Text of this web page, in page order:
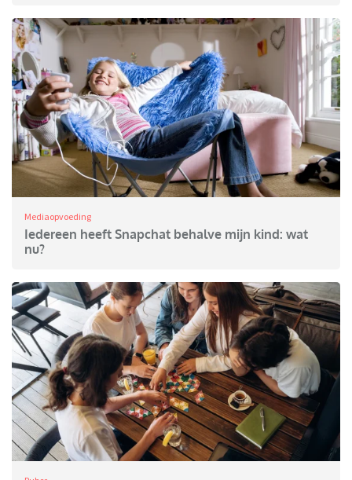
Mediaopvoeding
Iedereen heeft Snapchat behalve mijn kind: wat
nu?